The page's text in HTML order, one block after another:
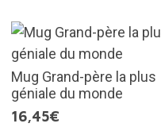
Mug Grand-père la plus
géniale du monde
16,45€